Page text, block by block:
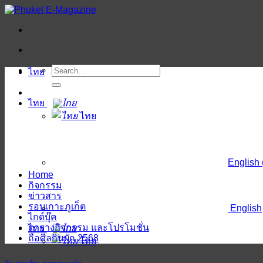
ข้าม
ไทย
ไทย
English
ไทย
ไทย
ไทย
English
Home
กิจกรรม
ข่าวสาร
รอบเกาะภูเก็ต
ไกด์บุ๊ค
ตารางกิจกรรม และโปรโมชั่น
ถือศีลกินผัก 2568